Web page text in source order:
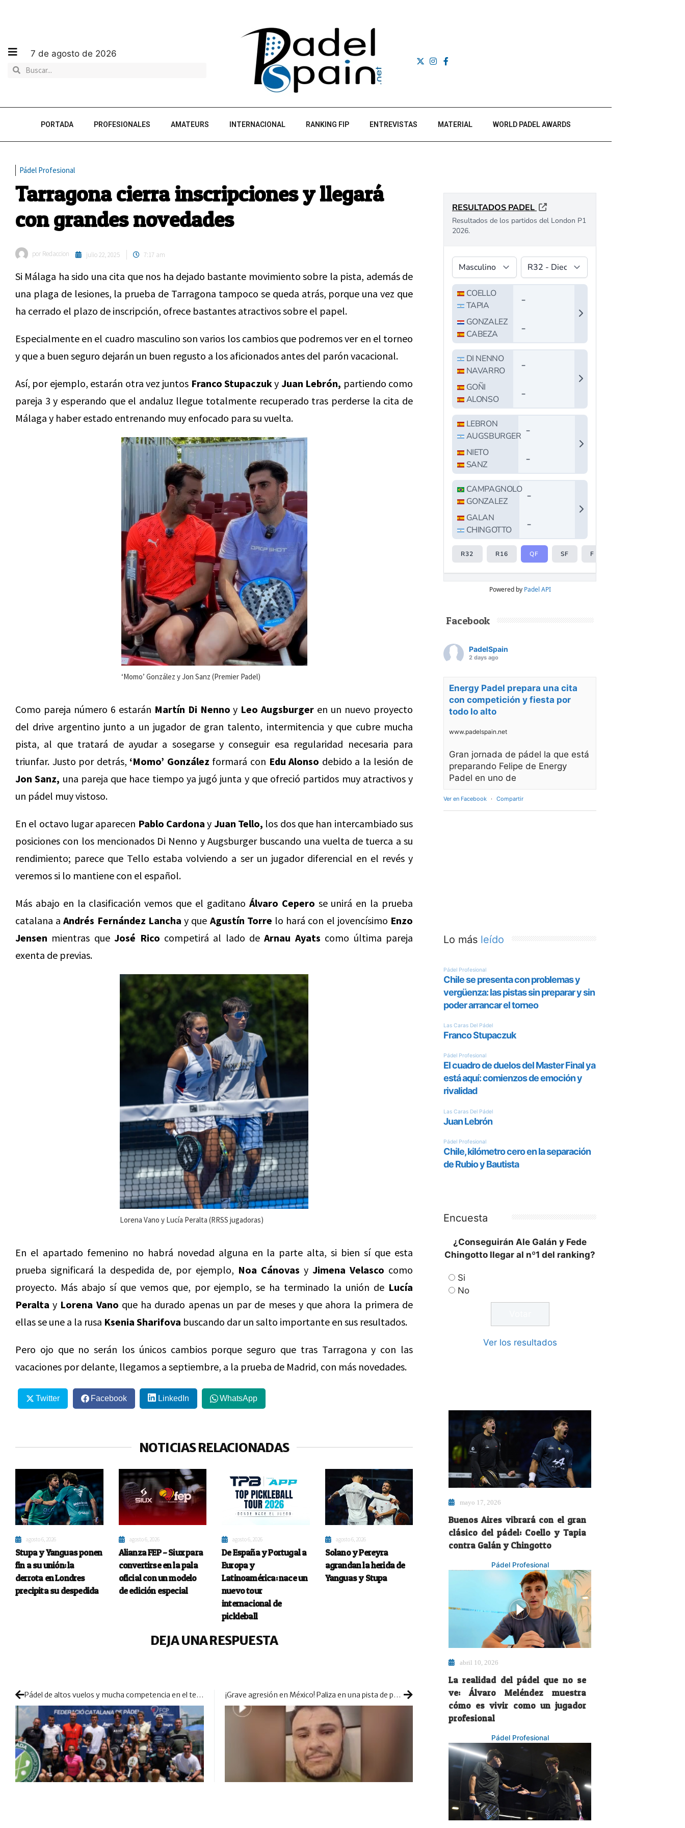
7 de agosto de 2026
PORTADA PROFESIONALES AMATEURS INTERNACIONAL RANKING FIP ENTREVISTAS MATERIAL WORLD PADEL AWARDS
Pádel Profesional
Tarragona cierra inscripciones y llegará
con grandes novedades
por Redaccion julio 22, 2025 7:17 am
Si Málaga ha sido una cita que nos ha dejado bastante movimiento sobre la pista, además de
una plaga de lesiones, la prueba de Tarragona tampoco se queda atrás, porque una vez que
ha cerrado el plazo de inscripción, ofrece bastantes atractivos sobre el papel.
Especialmente en el cuadro masculino son varios los cambios que podremos ver en el torneo
y que a buen seguro dejarán un buen regusto a los aficionados antes del parón vacacional.
Así, por ejemplo, estarán otra vez juntos Franco Stupaczuky Juan Lebrón, partiendo como
pareja 3 y esperando que el andaluz llegue totalmente recuperado tras perderse la cita de
Málaga y haber estado entrenando muy enfocado para su vuelta.
‘Momo’ González y Jon Sanz (Premier Padel)
Como pareja número 6 estarán Martín Di Nenno y Leo Augsburger en un nuevo proyecto
del drive argentino junto a un jugador de gran talento, intermitencia y que cubre mucha
pista, al que tratará de ayudar a sosegarse y conseguir esa regularidad necesaria para
triunfar. Justo por detrás, ‘Momo’ González formará con Edu Alonso debido a la lesión de
Jon Sanz, una pareja que hace tiempo ya jugó junta y que ofreció partidos muy atractivos y
un pádel muy vistoso.
En el octavo lugar aparecen Pablo Cardona y Juan Tello, los dos que han intercambiado sus
posiciones con los mencionados Di Nenno y Augsburger buscando una vuelta de tuerca a su
rendimiento; parece que Tello estaba volviendo a ser un jugador diferencial en el revés y
veremos si lo mantiene con el español.
Más abajo en la clasificación vemos que el gaditano Álvaro Cepero se unirá en la prueba
catalana aAndrés Fernández Lancha y que Agustín Torre lo hará con el jovencísimo Enzo
Jensen mientras queJosé Rico competirá al lado deArnau Ayats como última pareja
exenta de previas.
Lorena Vano y Lucía Peralta (RRSS jugadoras)
En el apartado femenino no habrá novedad alguna en la parte alta, si bien sí que esta
prueba significará la despedida de, por ejemplo, Noa Cánovas y Jimena Velasco como
proyecto. Más abajo sí que vemos que, por ejemplo, se ha terminado la unión de Lucía
Peralta y Lorena Vano que ha durado apenas un par de meses y que ahora la primera de
ellas se une a la rusa Ksenia Sharifova buscando dar un salto importante en sus resultados.
Pero ojo que no serán los únicos cambios porque seguro que tras Tarragona y con las
vacaciones por delante, llegamos a septiembre, a la prueba de Madrid, con más novedades.
Twitter Facebook LinkedIn WhatsApp
NOTICIAS RELACIONADAS
agosto 6, 2026
Stupa y Yanguas ponen
fin a su unión: la
derrota en Londres
precipita su despedida
agosto 6, 2026
Alianza FEP – Siux para
convertirse en la pala
oficial con un modelo
de edición especial
agosto 6, 2026
De España y Portugal a
Europa y
Latinoamérica: nace un
nuevo tour
internacional de
pickleball
agosto 6, 2026
Solano y Pereyra
agrandan la herida de
Yanguas y Stupa
DEJA UNA RESPUESTA
Pádel de altos vuelos y mucha competencia en el tercer Gran Slam de la Federación Catalana ¡Grave agresión en México! Paliza en una pista de pádel
Powered by Padel API
Facebook
PadelSpain
2 days ago
Energy Padel prepara una cita
con competición y fiesta por
todo lo alto
www.padelspain.net
Gran jornada de pádel la que está
preparando Felipe de Energy
Padel en uno de
Ver en Facebook · Compartir
Lo más leído
Encuesta
¿Conseguirán Ale Galán y Fede
Chingotto llegar al nº1 del ranking?
Si
No
Ver los resultados
mayo 17, 2026
Buenos Aires vibrará con el gran
clásico del pádel: Coello y Tapia
contra Galán y Chingotto
Pádel Profesional
abril 10, 2026
La realidad del pádel que no se
ve: Álvaro Meléndez muestra
cómo es vivir como un jugador
profesional
Pádel Profesional